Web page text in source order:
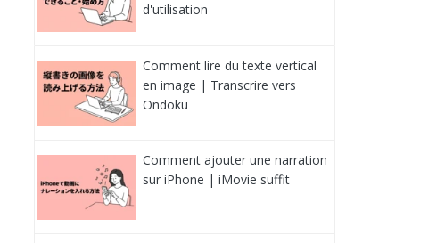
d'utilisation
Comment lire du texte vertical
en image | Transcrire vers
Ondoku
Comment ajouter une narration
sur iPhone | iMovie suffit